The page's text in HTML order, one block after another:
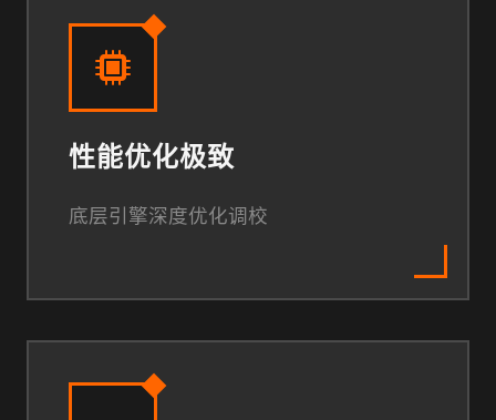
性能优化极致
底层引擎深度优化调校